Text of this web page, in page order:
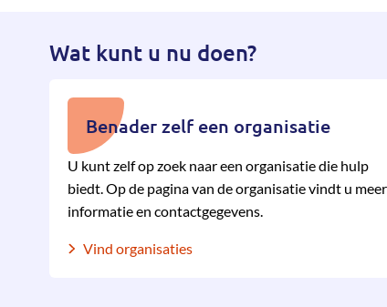
Wat kunt u nu doen?
Benader zelf een organisatie
U kunt zelf op zoek naar een organisatie die hulp
biedt. Op de pagina van de organisatie vindt u meer
informatie en contactgegevens.
Vind organisaties